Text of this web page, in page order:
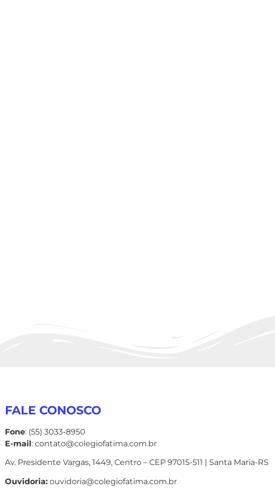
FALE CONOSCO
Fone: (55) 3033-8950
E-mail: contato@colegiofatima.com.br
Av. Presidente Vargas, 1449, Centro – CEP 97015-511 | Santa Maria-RS
Ouvidoria: ouvidoria@colegiofatima.com.br